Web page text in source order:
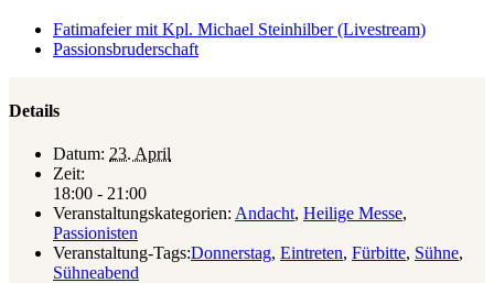
Fatimafeier mit Kpl. Michael Steinhilber (Livestream)
Passionsbruderschaft
Details
Datum: 23. April
Zeit:
18:00 - 21:00
Veranstaltungskategorien: Andacht, Heilige Messe,
Passionisten
Veranstaltung-Tags:Donnerstag, Eintreten, Fürbitte, Sühne,
Sühneabend